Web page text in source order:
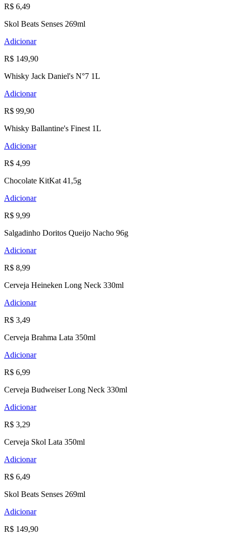
R$ 6,49
Skol Beats Senses 269ml
Adicionar
R$ 149,90
Whisky Jack Daniel's N°7 1L
Adicionar
R$ 99,90
Whisky Ballantine's Finest 1L
Adicionar
R$ 4,99
Chocolate KitKat 41,5g
Adicionar
R$ 9,99
Salgadinho Doritos Queijo Nacho 96g
Adicionar
R$ 8,99
Cerveja Heineken Long Neck 330ml
Adicionar
R$ 3,49
Cerveja Brahma Lata 350ml
Adicionar
R$ 6,99
Cerveja Budweiser Long Neck 330ml
Adicionar
R$ 3,29
Cerveja Skol Lata 350ml
Adicionar
R$ 6,49
Skol Beats Senses 269ml
Adicionar
R$ 149,90